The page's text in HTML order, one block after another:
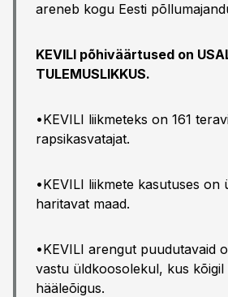
areneb kogu Eesti
KEVILI põhiväärtused on
TULEMUSLIKKUS.
•KEVILI liikmeteks on 161
rapsikasvatajat.
•KEVILI liikmete kasutuses
haritavat maad.
•KEVILI arengut puudutavaid
vastu üldkoosolekul, kus
hääleõigus.